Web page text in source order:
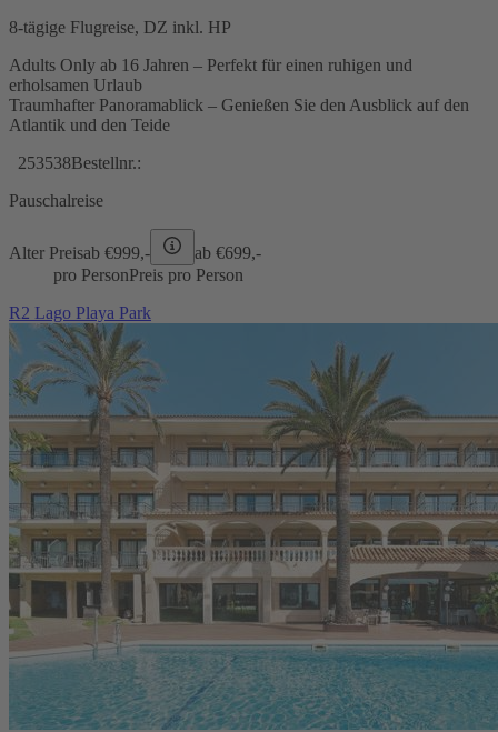
8-tägige Flugreise, DZ inkl. HP
Adults Only ab 16 Jahren – Perfekt für einen ruhigen und
erholsamen Urlaub
Traumhafter Panoramablick – Genießen Sie den Ausblick auf den
Atlantik und den Teide
253538Bestellnr.:
Pauschalreise
Alter Preisab €999,- ab €699,-
pro PersonPreis pro Person
R2 Lago Playa Park